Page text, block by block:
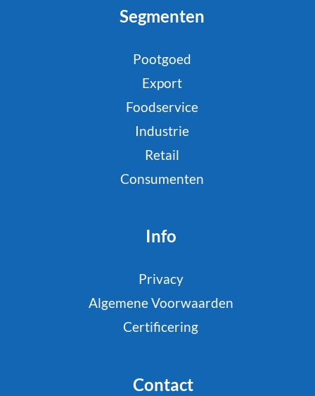
Segmenten
Pootgoed
Export
Foodservice
Industrie
Retail
Consumenten
Info
Privacy
Algemene Voorwaarden
Certificering
Contact